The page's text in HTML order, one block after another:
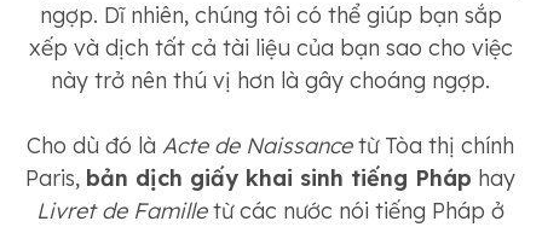
ngợp. Dĩ nhiên, chúng tôi có thể giúp bạn sắp
xếp và dịch tất cả tài liệu của bạn sao cho việc
này trở nên thú vị hơn là gây choáng ngợp.
Cho dù đó là Acte de Naissancetừ Tòa thị chính
Paris, bản dịch giấy khai sinh tiếng Pháp hay
Livret de Familletừ các nước nói tiếng Pháp ở